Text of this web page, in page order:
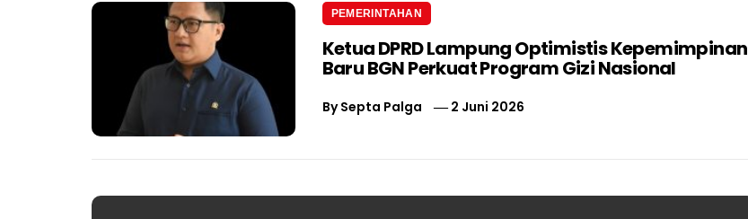
PEMERINTAHAN
Ketua DPRD Lampung Optimistis Kepemimpinan
Baru BGN Perkuat Program Gizi Nasional
BySepta Palga 2 Juni 2026
Navigasi